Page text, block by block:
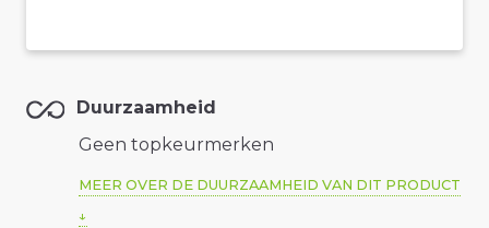
Duurzaamheid
Geen topkeurmerken
MEER OVER DE DUURZAAMHEID VAN DIT PRODUCT